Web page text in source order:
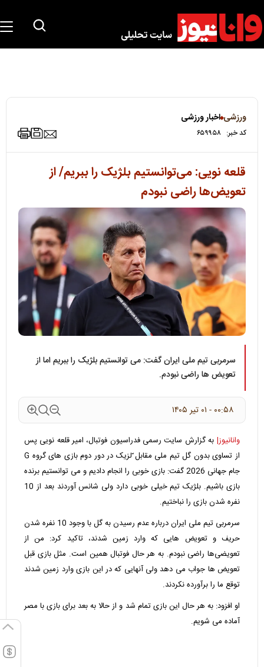
ورزشی اخبار ورزشی
کد خبر: ۶۵۹۹۵۸
قلعه نویی: می‌توانستیم بلژیک را ببریم/ از
تعویض‌ها راضی نبودم
سرمربی تیم ملی ایران گفت: می توانستیم بلژیک را ببریم اما از
تعویض ها راضی نبودم.
۰۰:۵۸ - ۰۱ تير ۱۴۰۵
وانانیوز| به گزارش سایت رسمی فدراسیون فوتبال، امیر قلعه نویی پس
از تساوی بدون گل تیم ملی مقابل ّلزیک در دور دوم بازی های گروه G
جام جهانی 2026 گفت: بازی خوبی را انجام دادیم و می توانستیم برنده
بازی باشیم. بلژیک تیم خیلی خوبی دارد ولی شانس آوردند بعد از 10
نفره شدن بازی را نباختیم.
سرمربی تیم ملی ایران درباره عدم رسیدن به گل با وجود 10 نفره شدن
حریف و تعویض هایی که وارد زمین شدند، تاکید کرد: من از
تعویضی‌ها راضی نبودم. به هر حال فوتبال همین است. مثل بازی قبل
تعویض ها جواب می دهد ولی آنهایی که در این بازی وارد زمین شدند
توقع ما را برآورده نکردند.
او افزود: به هر حال این بازی تمام شد و از حالا به بعد برای بازی با مصر
آماده می شویم.